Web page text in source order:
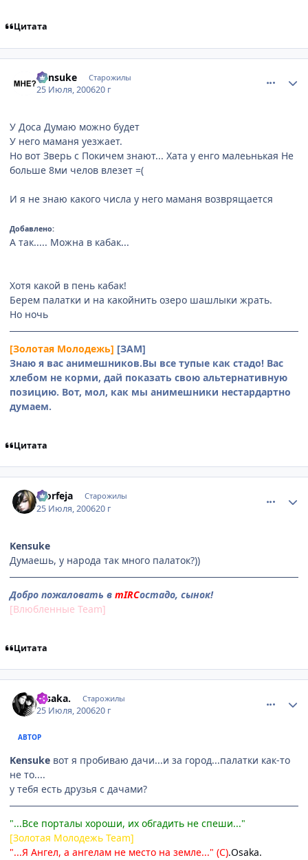
Цитата
Kensuke Старожилы
25 Июля, 200620 г
У Доса Думаю можно будет
У него маманя уезжает.
Но вот Зверь с Покичем знают... Хата у енго малеьнькая Не
больше 8ми челов влезет =(
И я не знаю какого числа у него маманя возврящается
Добавлено:
А так..... Можна в кабак...
Хотя какой в пень кабак!
Берем палатки и на какойнить озеро шашлыки жрать.
Но ночь
[Золотая Молодежь] [ЗАМ]
Знаю я вас анимешников.Вы все тупые как стадо! Вас
хлебом не корми, дай показать свою альтернативную
позицию. Вот, мол, как мы анимешники нестардартно
думаем.
Цитата
Morfeja Старожилы
25 Июля, 200620 г
Kensuke
Думаешь, у народа так много палаток?))
Добро пожаловать в mIRCостадо, сынок!
[Влюбленные Team]
Цитата
.Osakа. Старожилы
25 Июля, 200620 г
АВТОР
Kensuke вот я пробиваю дачи...и за город...палатки как-то
не то....
у тебя есть друзья с дачами?
"...Все порталы хороши, их обгадить не спеши..."
[Золотая Молодежь Team]
"...Я Ангел, а ангелам не место на земле..." (С).Osaka.